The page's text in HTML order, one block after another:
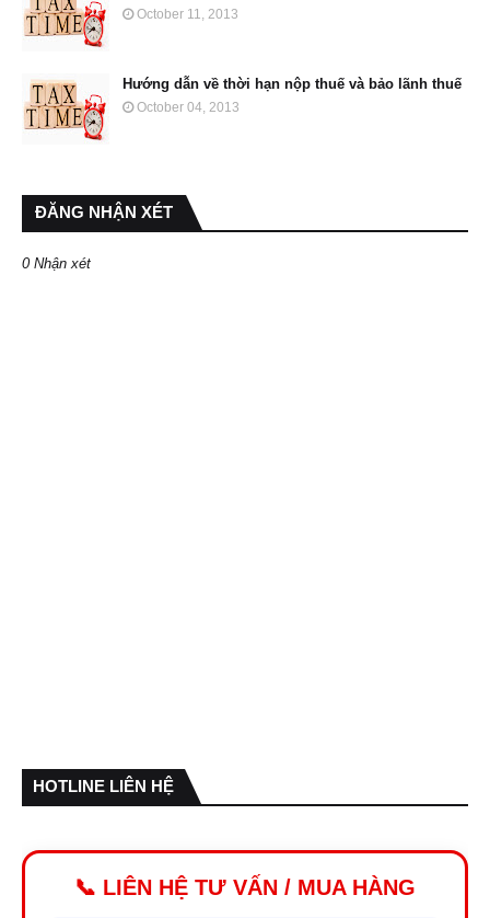
October 11, 2013
Hướng dẫn về thời hạn nộp thuế và bảo lãnh thuế
October 04, 2013
ĐĂNG NHẬN XÉT
0 Nhận xét
HOTLINE LIÊN HỆ
📞 LIÊN HỆ TƯ VẤN / MUA HÀNG